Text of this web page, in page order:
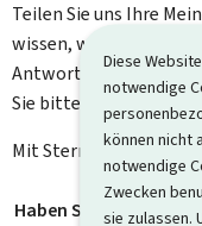
Diese
notwendige
können nicht
notwendige
Zwecken
sie zulassen.
Teilen Sie uns Ihre
wissen, was wir
Antwort auf Ihr
Sie bitte das
Mit Stern
Haben Sie gefunden,